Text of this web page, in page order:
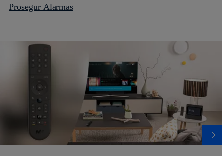
Prosegur Alarmas